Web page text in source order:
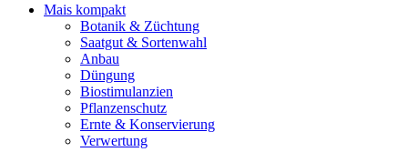
Mais kompakt
Botanik & Züchtung
Saatgut & Sortenwahl
Anbau
Düngung
Biostimulanzien
Pflanzenschutz
Ernte & Konservierung
Verwertung